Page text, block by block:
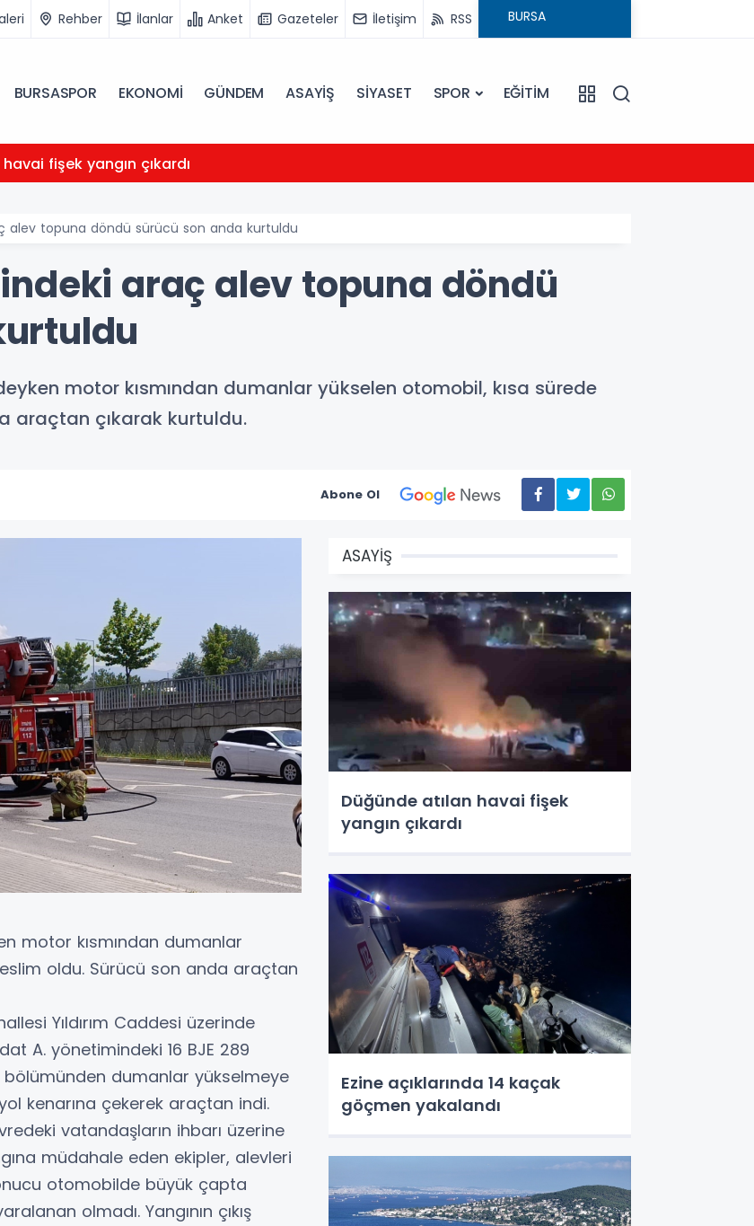
Rehber İlanlar Anket Gazeteler İletişim RSS
BURSASPOR EKONOMİ GÜNDEM ASAYİŞ SİYASET SPOR EĞİTİM
fişek yangın çıkardı
alev topuna döndü sürücü son anda kurtuldu
araç alev topuna döndü
motor kısmından dumanlar yükselen otomobil, kısa sürede
araçtan çıkarak kurtuldu.
Abone Ol
motor kısmından dumanlar
oldu. Sürücü son anda araçtan
Yıldırım Caddesi üzerinde
A. yönetimindeki 16 BJE 289
dumanlar yükselmeye
kenarına çekerek araçtan indi.
vatandaşların ihbarı üzerine
müdahale eden ekipler, alevleri
otomobilde büyük çapta
olmadı. Yangının çıkış
ASAYİŞ
Düğünde atılan havai fişek
yangın çıkardı
Ezine açıklarında 14 kaçak
göçmen yakalandı